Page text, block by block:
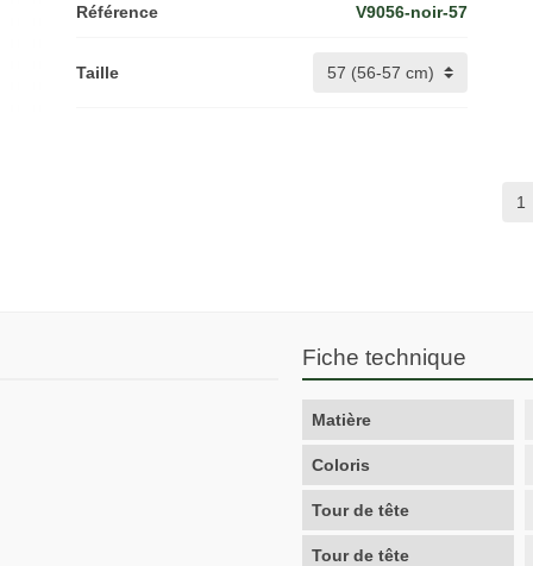
Référence V9056-noir-57
Taille
Fiche technique
Matière
Coloris
Tour de tête
Tour de tête